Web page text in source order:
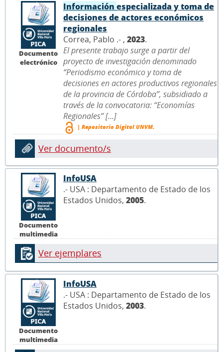
Documento
electrónico
Información especializada y toma de
decisiones de actores económicos
regionales
Correa, Pablo .- , 2023.
El presente trabajo surge a partir del
proyecto de investigación denominado
“Periodismo económico y toma de
decisiones en actores productivos regionales
de la provincia de Córdoba”, subsidiado a
través de la convocatoria: “Economías
Regionales” [...]
| Repositorio Digital UNVM.
Ver documento/s
Documento
multimedia
InfoUSA
.- USA : Departamento de Estado de los
Estados Unidos, 2005.
Ver ejemplares
Documento
multimedia
InfoUSA
.- USA : Departamento de Estado de los
Estados Unidos, 2003.